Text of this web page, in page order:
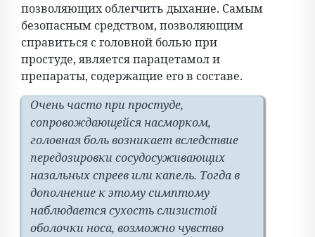
позволяющих облегчить дыхание. Самым
безопасным средством, позволяющим
справиться с головной болью при
простуде, является парацетамол и
препараты, содержащие его в составе.
Очень часто при простуде,
сопровождающейся насморком,
головная боль возникает вследствие
передозировки сосудосуживающих
назальных спреев или капель. Тогда в
дополнение к этому симптому
наблюдается сухость слизистой
оболочки носа, возможно чувство